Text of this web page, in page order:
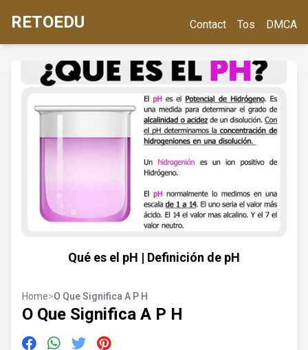
RETOEDU Contact Tos DMCA
Qué es el pH | Definición de pH
Home>O Que Significa A P H
O Que Significa A P H